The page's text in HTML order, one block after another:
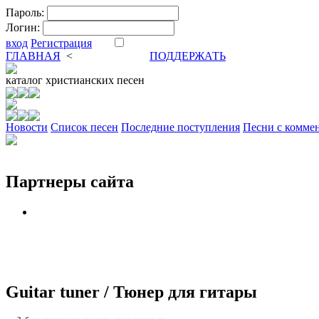
Пароль:
Логин:
вход Регистрация
ГЛАВНАЯ <
ПОДДЕРЖАТЬ
каталог христианских песен
Новости Cписок песен Последние поступления Песни с
Партнеры сайта
Guitar tuner / Тюнер для гитары